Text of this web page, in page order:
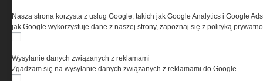
ELEKTRO.INFO
Dlaczego warto wybrać
ogrzewanie...
Nasza strona korzysta z usług Google, takich jak Google Analytics i Google
jak Google wykorzystuje dane z naszej strony, zapoznaj się z polityką
Wysyłanie danych związanych z reklamami
Zgadzam się na wysyłanie danych związanych z reklamami do Google.